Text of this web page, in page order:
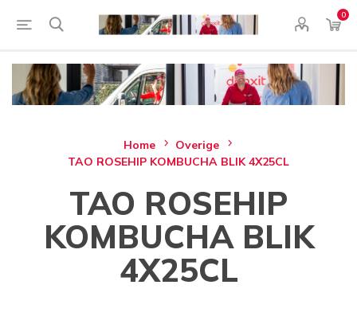
0
Home
Overige
TAO ROSEHIP KOMBUCHA BLIK 4X25CL
TAO ROSEHIP
KOMBUCHA BLIK
4X25CL